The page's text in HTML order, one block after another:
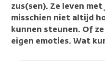
zus(sen). Ze leven
misschien niet altijd
kunnen steunen. Of
eigen emoties. Wat